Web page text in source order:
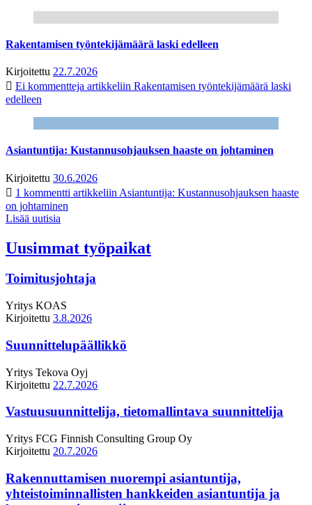
Rakentamisen työntekijämäärä laski edelleen
Kirjoitettu 22.7.2026
Ei kommentteja artikkeliin Rakentamisen työntekijämäärä laski
edelleen
Asiantuntija: Kustannusohjauksen haaste on johtaminen
Kirjoitettu 30.6.2026
1 kommentti artikkeliin Asiantuntija: Kustannusohjauksen haaste
on johtaminen
Lisää uutisia
Uusimmat työpaikat
Toimitusjohtaja
Yritys KOAS
Kirjoitettu 3.8.2026
Suunnittelupäällikkö
Yritys Tekova Oyj
Kirjoitettu 22.7.2026
Vastuusuunnittelija, tietomallintava suunnittelija
Yritys FCG Finnish Consulting Group Oy
Kirjoitettu 20.7.2026
Rakennuttamisen nuorempi asiantuntija,
yhteistoiminnallisten hankkeiden asiantuntija ja